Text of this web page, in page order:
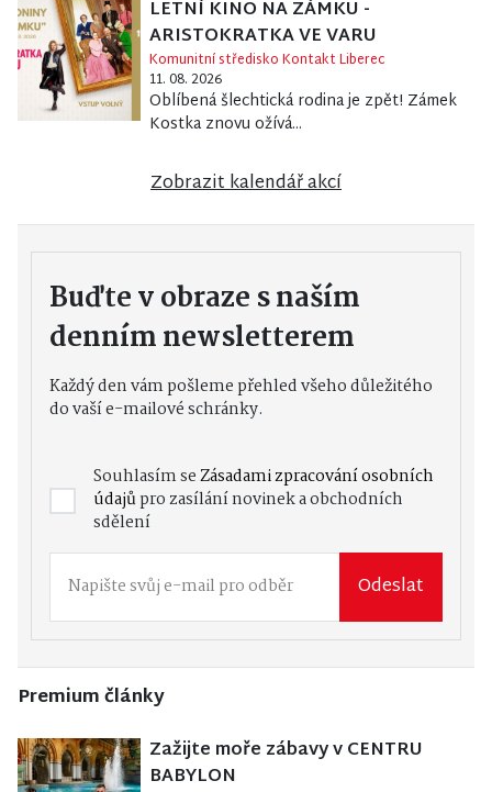
LETNÍ KINO NA ZÁMKU -
ARISTOKRATKA VE VARU
Komunitní středisko Kontakt Liberec
11. 08. 2026
Oblíbená šlechtická rodina je zpět! Zámek
Kostka znovu ožívá...
Zobrazit kalendář akcí
Buďte v obraze s naším
denním newsletterem
Každý den vám pošleme přehled všeho důležitého
do vaší e-mailové schránky.
Souhlasím seZásadami zpracování osobních
údajůpro zasílání novinek a obchodních
sdělení
Odeslat
Premium články
Zažijte moře zábavy v CENTRU
BABYLON